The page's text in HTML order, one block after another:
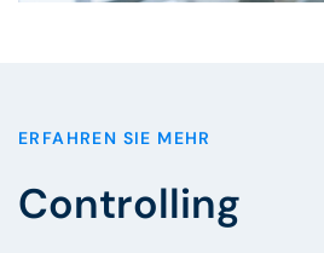
ERFAHREN SIE MEHR
Controlling